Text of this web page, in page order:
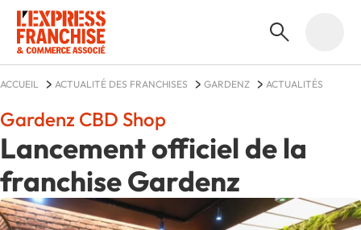
ACCUEIL ACTUALITÉ DES FRANCHISES GARDENZ ACTUALITÉS
Lancement officiel de la
franchise Gardenz
Gardenz CBD Shop